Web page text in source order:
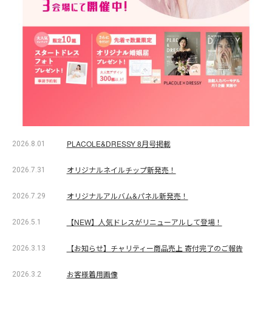
2026.8.01 PLACOLE&DRESSY 8月号掲載
2026.7.31 オリジナルネイルチップ新発売！
2026.7.29 オリジナルアルバム&パネル新発売！
2026.5.1 【NEW】人気ドレスがリニューアルして登場！
2026.3.13 【お知らせ】チャリティー商品売上 寄付完了のご報告
2026.3.2 お客様着用画像